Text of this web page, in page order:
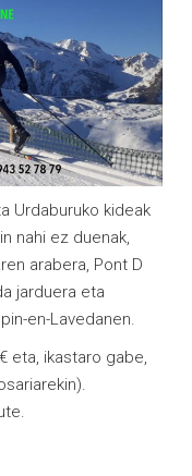
Urdaburuko kideak
nahi ez duenak,
arabera, Pont D
jarduera eta
en-Lavedanen.
eta, ikastaro gabe,